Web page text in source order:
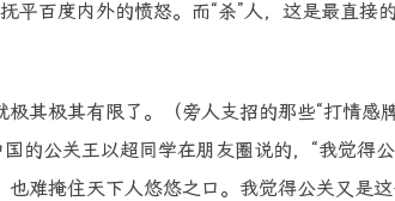
平百度内外的愤怒。而“杀”人，这是最直接
其极其有限了。（旁人支招的那些“打情感
的公关王以超同学在朋友圈说的，“我觉得
难掩住天下人悠悠之口。我觉得公关又是